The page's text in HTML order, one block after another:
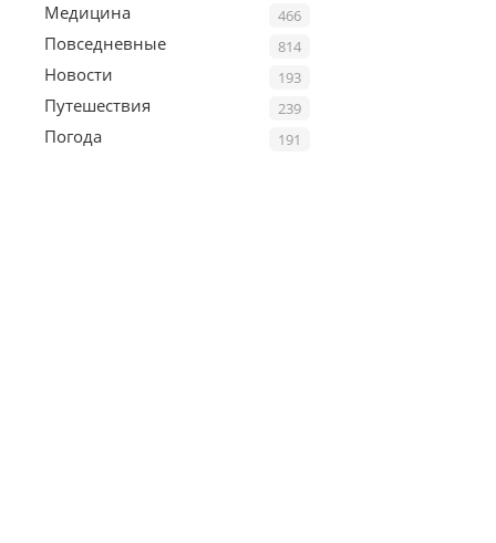
466
Медицина
814
Повседневные
193
Новости
239
Путешествия
191
Погода